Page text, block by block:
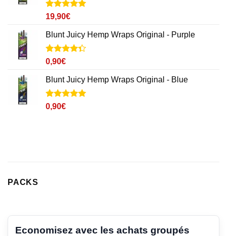
Noté5sur
5 basé sur
1
notation
client
19,90€
Blunt Juicy Hemp Wraps Original - Purple
Noté4.3
sur 5
basé sur
18
notations
client
0,90€
Blunt Juicy Hemp Wraps Original - Blue
Noté5
5 basé sur
6
0,90€
PACKS
Economisez avec les achats groupés